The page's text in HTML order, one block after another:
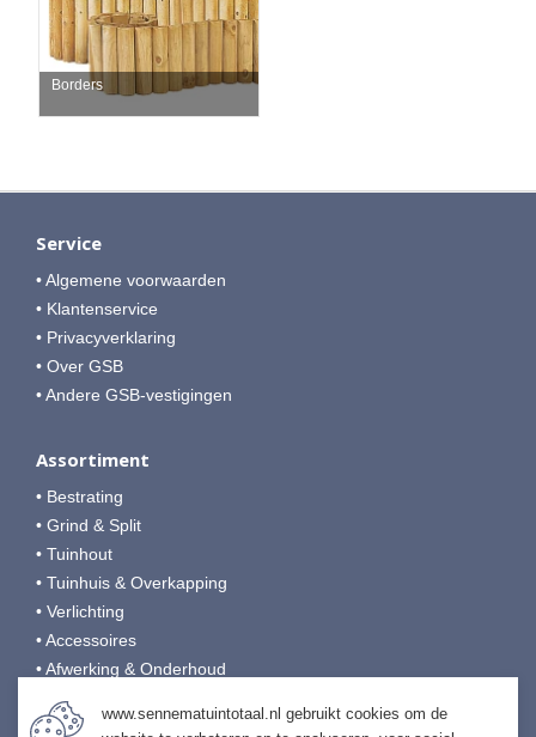
Borders
Service
• Algemene voorwaarden
• Klantenservice
• Privacyverklaring
• Over GSB
• Andere GSB-vestigingen
Assortiment
• Bestrating
• Grind & Split
• Tuinhout
• Tuinhuis & Overkapping
• Verlichting
• Accessoires
• Afwerking & Onderhoud
www.sennematuintotaal.nl gebruikt cookies om de